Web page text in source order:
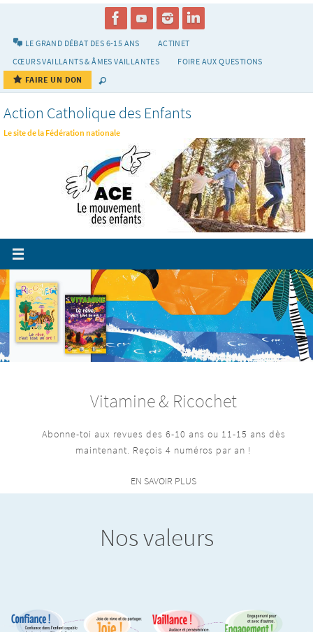
LE GRAND DÉBAT DES 6-15 ANS
ACTINET
CŒURS VAILLANTS & ÂMES VAILLANTES
FOIRE AUX QUESTIONS
FAIRE UN DON
Action Catholique des Enfants
Le site de la Fédération nationale
Vitamine & Ricochet
Abonne-toi aux revues des 6-10 ans ou 11-15 ans dès
maintenant. Reçois 4 numéros par an !
EN SAVOIR PLUS
Nos valeurs